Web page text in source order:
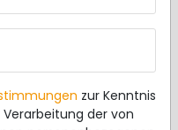
zur Kenntnis
der von